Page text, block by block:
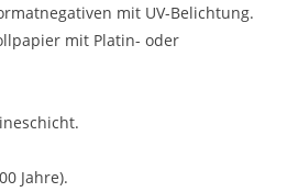
mit UV-Belichtung.
mit Platin- oder
Jahre).